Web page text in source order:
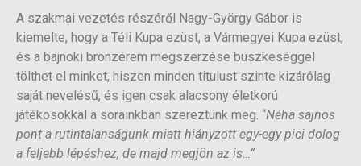
A szakmai vezetés részéről Nagy-György Gábor is
kiemelte, hogy a Téli Kupa ezüst, a Vármegyei Kupa ezüst,
és a bajnoki bronzérem megszerzése büszkeséggel
tölthet el minket, hiszen minden titulust szinte kizárólag
saját nevelésű, és igen csak alacsony életkorú
játékosokkal a sorainkban szereztünk meg. “Néha sajnos
pont a rutintalanságunk miatt hiányzott egy-egy pici dolog
a feljebb lépéshez, de majd megjön az is…”